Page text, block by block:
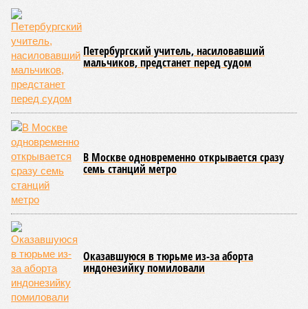
декабрю 2026 г., вторую – к марту 2028-го. Но никто при
этом из кураторов стройки не задается вопросом: как эти
сроки должны материализоваться? На строительной
площадке, по свидетельствам дольщиков, регулярно
бывающих у забора, какая-либо техника отсутствует. Ни
бетононасосов, ни работающих кранов, ни признаков
мобилизации подрядчиков. При том, что до «декабря 2026»
Если в «Сказочном лесу» техзаказчик публично
отчитывался о поэтапной готовности – 90%, затем 97%, с
конкретными инженерными работами (усиление
монолитных конструкций, устранение проектных ошибок) –
то по «Станции Л» подобной публичной отчётности
дольщики не видят. Ни Capital Group, ни кураторы
строительства не подтверждают ни соблюдения графика
строительства, ни объёма фактически выполненных работ.
Напрашивается закономерный вопрос: если
декларируемая «Capital Group модель (достраивать
проблемные объекты SSD») сработала на